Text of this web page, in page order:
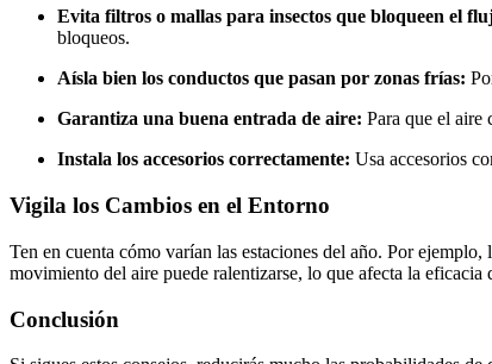
Evita filtros o mallas para insectos que bloqueen el
bloqueos.
Aísla bien los conductos que pasan por zonas frías:
Garantiza una buena entrada de aire: Para que el aire
Instala los accesorios correctamente: Usa accesorios
Vigila los Cambios en el Entorno
Ten en cuenta cómo varían las estaciones del año. Por
movimiento del aire puede ralentizarse, lo que afecta la eficacia
Conclusión